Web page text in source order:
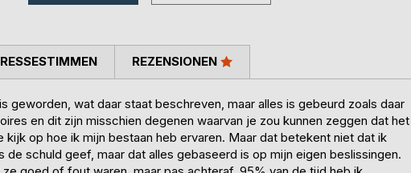
geworden, wat daar staat beschreven, maar alles is gebeurd zoals daar
en dit zijn misschien degenen waarvan je zou kunnen zeggen dat het
kijk op hoe ik mijn bestaan heb ervaren. Maar dat betekent niet dat ik
schuld geef, maar dat alles gebaseerd is op mijn eigen beslissingen.
REZENSIONEN